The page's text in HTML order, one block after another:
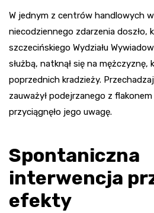
W jednym z centrów handlowych
niecodziennego zdarzenia doszło,
szczecińskiego Wydziału
służbą, natknął się na mężczyznę,
poprzednich kradzieży.
zauważył podejrzanego z
przyciągnęło jego uwagę.
Spontaniczna
interwencja
efekty